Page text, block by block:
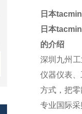
日本
日本
的介绍
深圳九州
仪器仪表
方式，把
专业国际